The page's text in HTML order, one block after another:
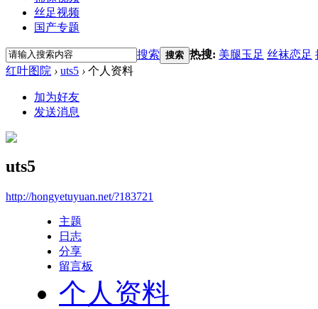
丝足视频
国产专题
搜索 搜索 热搜: 美腿玉足 丝袜恋足
红叶图院 › uts5 › 个人资料
加为好友
发送消息
uts5
http://hongyetuyuan.net/?183721
主题
日志
分享
留言板
个人资料